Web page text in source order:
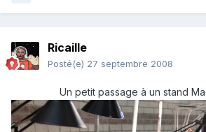
Ricaille
Posté(e) 27 septembre 2008
Un petit passage à un stand